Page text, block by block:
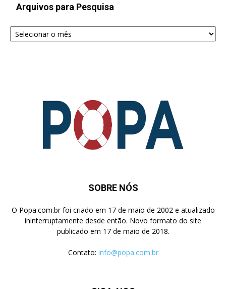
Arquivos para Pesquisa
Arquivos
para
SOBRE NÓS
O Popa.com.br foi criado em 17 de maio de 2002 e atualizado
ininterruptamente desde então. Novo formato do site
publicado em 17 de maio de 2018.
Contato: info@popa.com.br